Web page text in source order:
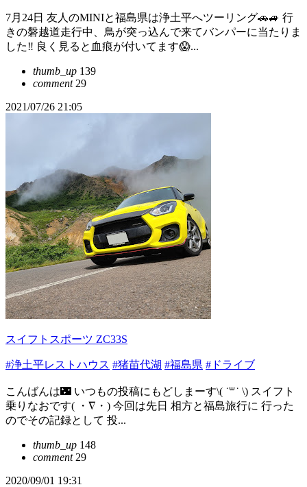
7月24日 友人のMINIと福島県は浄土平へツーリング🚗🚙 行
きの磐越道走行中、鳥が突っ込んで来てバンパーに当たりま
した‼️ 良く見ると血痕が付いてます😱...
thumb_up 139
comment29
2021/07/26 21:05
スイフトスポーツ ZC33S
#浄土平レストハウス #猪苗代湖 #福島県 #ドライブ
こんばんは🌃 いつもの投稿にもどしまーす\( ˙꒳​˙ \) スイフト
乗りなおです( ・∇・) 今回は先日 相方と福島旅行に 行った
のでその記録として 投...
thumb_up 148
comment29
2020/09/01 19:31